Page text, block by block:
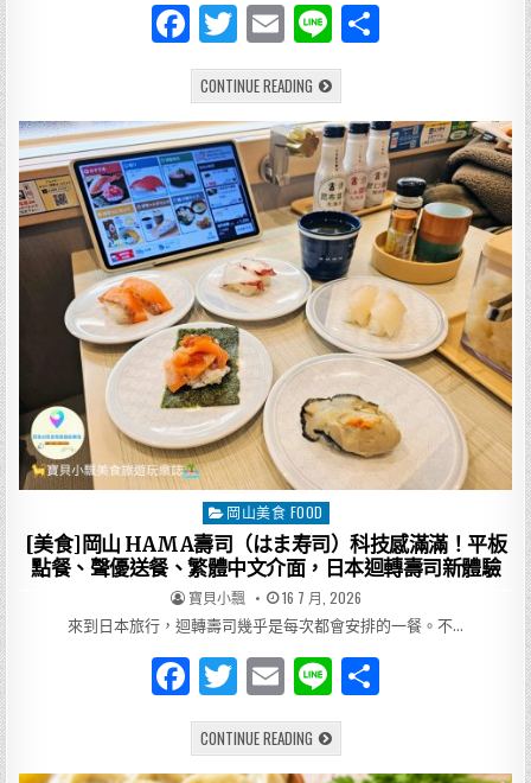
F
a
c
e
b
o
o
k
T
w
it
te
r
E
m
ai
l
Li
n
e
CONTINUE READING[美
食]
岡
山
24
小
時
都
吃
得
到！
松
屋
岡
山
站
西
口
店
｜
深
夜
宵
夜
首
選，
定
食
白
飯
免
費
升
級，
牛
燒
肉
泡
飯、
泡
菜
牛
五
花
丼
Posted
in
岡山美食 FOOD
[美食]岡山 HAMA壽司（はま寿司）科技感滿滿！平板
點餐、聲優送餐、繁體中文介面，日本迴轉壽司新體驗
AUTHOR:
寶貝小飄 PUBLISHED
DATE:
16 7 月, 2026
來到日本旅行，迴轉壽司幾乎是每次都會安排的一餐。不…
F
a
c
T
w
it
E
m
ai
Li
n
e
CONTINUE READING[美
食]
岡